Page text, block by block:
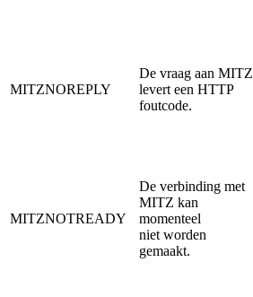
MITZNOREPLY
De vraag aan MITZ
levert een HTTP
foutcode.
MITZNOTREADY
De verbinding met
MITZ kan
momenteel
niet worden
gemaakt.